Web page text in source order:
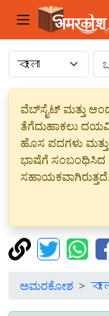
ವೆಬ್‌ಸೈಟ್ ಮತ್ತು
ತೆಗೆದುಹಾಕಲು
ಹೊಸ ಪದಗಳು ಮತ್ತು
ಭಾಷೆಗೆ ಸಂಬಂಧಿಸಿದ
ಸಹಾಯಕವಾಗಿರುತ್ತದೆ.
ಅಮರಕೋಶ